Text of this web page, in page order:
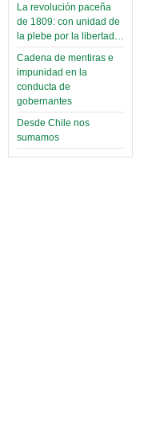
La revolución paceña
de 1809: con unidad de
la plebe por la libertad…
Cadena de mentiras e
impunidad en la
conducta de
gobernantes
Desde Chile nos
sumamos